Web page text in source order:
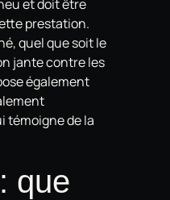
et doit être
prestation.
quel que soit le
jante contre les
également
témoigne de la
que